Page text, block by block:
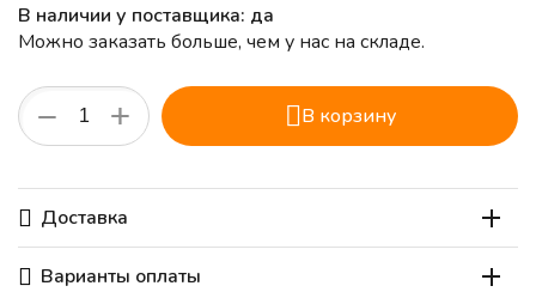
В наличии у поставщика: да
Можно заказать больше, чем у нас на складе.
+
− В корзину
Доставка
Варианты оплаты